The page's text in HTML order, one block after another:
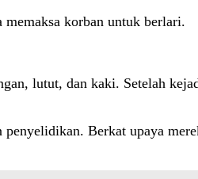
korban untuk berlari.
lutut, dan kaki. Setelah
Berkat upaya